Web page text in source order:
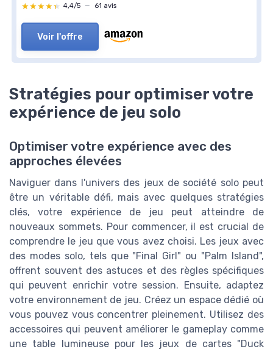
★★★★★
★★★★★ 4,4/5 — 61 avis
Voir l'offre
Stratégies pour optimiser votre
expérience de jeu solo
Optimiser votre expérience avec des
approches élevées
Naviguer dans l'univers des jeux de société solo peut
être un véritable défi, mais avec quelques stratégies
clés, votre expérience de jeu peut atteindre de
nouveaux sommets. Pour commencer, il est crucial de
comprendre le jeu que vous avez choisi. Les jeux avec
des modes solo, tels que "Final Girl" ou "Palm Island",
offrent souvent des astuces et des règles spécifiques
qui peuvent enrichir votre session. Ensuite, adaptez
votre environnement de jeu. Créez un espace dédié où
vous pouvez vous concentrer pleinement. Utilisez des
accessoires qui peuvent améliorer le gameplay comme
une table lumineuse pour les jeux de cartes "Duck